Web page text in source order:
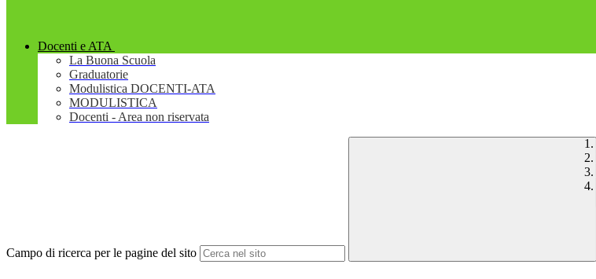
Docenti e ATA
La Buona Scuola
Graduatorie
Modulistica DOCENTI-ATA
MODULISTICA
Docenti - Area non riservata
Campo di ricerca per le pagine del sito